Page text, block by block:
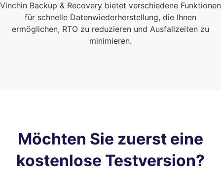
Vinchin Backup & Recovery bietet verschiedene Funktionen
für schnelle Datenwiederherstellung, die Ihnen
ermöglichen, RTO zu reduzieren und Ausfallzeiten zu
minimieren.
Möchten Sie zuerst eine
kostenlose Testversion?